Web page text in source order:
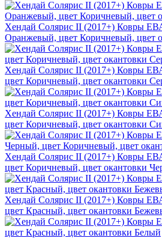
Хендай Солярис II (2017+) Ковры
Оранжевый, цвет Коричневый, цвет
Хендай Солярис II (2017+) Ковры
цвет Коричневый, цвет окантовки
Хендай Солярис II (2017+) Ковры
цвет Коричневый, цвет окантовки
Хендай Солярис II (2017+) Ковры
цвет Коричневый, цвет окантовки
Хендай Солярис II (2017+) Ковры
цвет Красный, цвет окантовки